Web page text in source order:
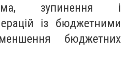
зупинення і
із бюджетними
бюджетних